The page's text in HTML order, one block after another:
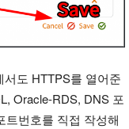
도 HTTPS를 열어준
Oracle-RDS, DNS 포
트번호를 직접 작성해